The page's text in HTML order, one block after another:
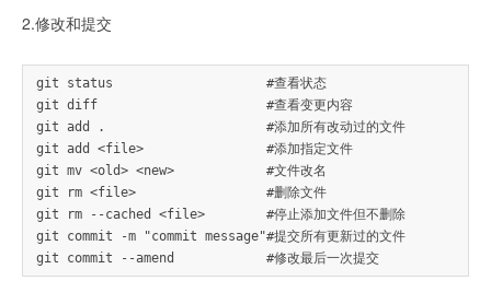
2.修改和提交
git status                    #查看状态
git diff                      #查看变更内容
git add .                     #添加所有改动过的文件
git add <file>                #添加指定文件
git mv <old> <new>            #文件改名
git rm <file>                 #删除文件
git rm --cached <file>        #停止添加文件但不删除
git commit -m "commit message"#提交所有更新过的文件